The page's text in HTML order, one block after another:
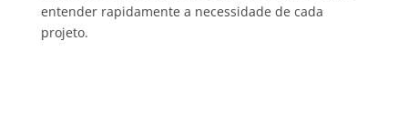
entender rapidamente a necessidade de cada
projeto.